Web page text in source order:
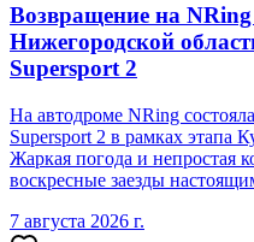
Возвращение на
Нижегородской
Supersport 2
На автодроме NRing
Supersport 2 в рамках этапа
Жаркая погода и непростая
воскресные заезды
7 августа 2026 г.